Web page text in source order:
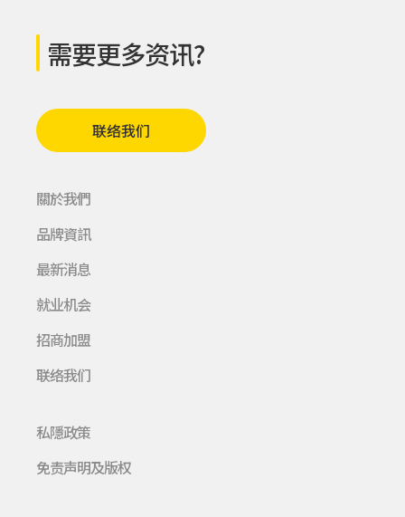
需要更多资讯?
联络我们
關於我們
品牌資訊
最新消息
就业机会
招商加盟
联络我们
私隱政策
免责声明及版权